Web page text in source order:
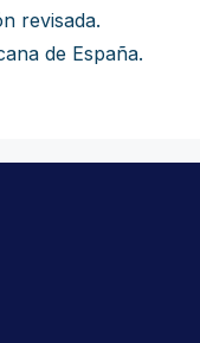
revisada.
de España.